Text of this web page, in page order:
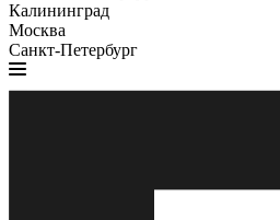
Калининград
Москва
Санкт-Петербург